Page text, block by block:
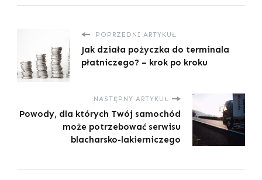
POPRZEDNI ARTYKUŁ
Jak działa pożyczka do terminala
płatniczego? – krok po kroku
NASTĘPNY ARTYKUŁ
Powody, dla których Twój samochód
może potrzebować serwisu
blacharsko-lakierniczego